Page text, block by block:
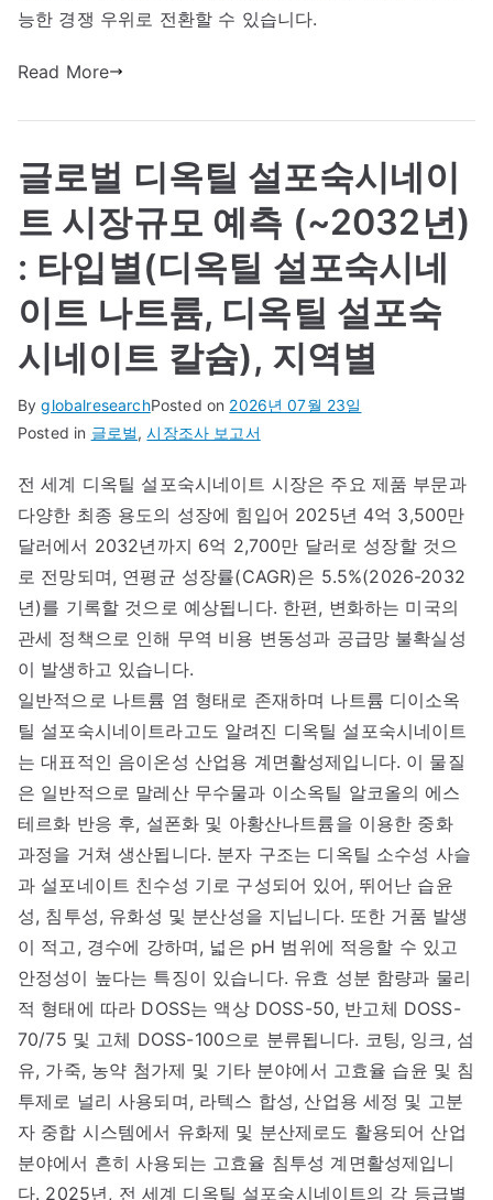
능한 경쟁 우위로 전환할 수 있습니다.
Read More
글로벌 디옥틸 설포숙시네이
트 시장규모 예측 (~2032년)
: 타입별(디옥틸 설포숙시네
이트 나트륨, 디옥틸 설포숙
시네이트 칼슘), 지역별
ByglobalresearchPosted on 2026년 07월 23일
Posted in 글로벌,시장조사 보고서
전 세계 디옥틸 설포숙시네이트 시장은 주요 제품 부문과
다양한 최종 용도의 성장에 힘입어 2025년 4억 3,500만
달러에서 2032년까지 6억 2,700만 달러로 성장할 것으
로 전망되며, 연평균 성장률(CAGR)은 5.5%(2026-2032
년)를 기록할 것으로 예상됩니다. 한편, 변화하는 미국의
관세 정책으로 인해 무역 비용 변동성과 공급망 불확실성
이 발생하고 있습니다.
일반적으로 나트륨 염 형태로 존재하며 나트륨 디이소옥
틸 설포숙시네이트라고도 알려진 디옥틸 설포숙시네이트
는 대표적인 음이온성 산업용 계면활성제입니다. 이 물질
은 일반적으로 말레산 무수물과 이소옥틸 알코올의 에스
테르화 반응 후, 설폰화 및 아황산나트륨을 이용한 중화
과정을 거쳐 생산됩니다. 분자 구조는 디옥틸 소수성 사슬
과 설포네이트 친수성 기로 구성되어 있어, 뛰어난 습윤
성, 침투성, 유화성 및 분산성을 지닙니다. 또한 거품 발생
이 적고, 경수에 강하며, 넓은 pH 범위에 적응할 수 있고
안정성이 높다는 특징이 있습니다. 유효 성분 함량과 물리
적 형태에 따라 DOSS는 액상 DOSS-50, 반고체 DOSS-
70/75 및 고체 DOSS-100으로 분류됩니다. 코팅, 잉크, 섬
유, 가죽, 농약 첨가제 및 기타 분야에서 고효율 습윤 및 침
투제로 널리 사용되며, 라텍스 합성, 산업용 세정 및 고분
자 중합 시스템에서 유화제 및 분산제로도 활용되어 산업
분야에서 흔히 사용되는 고효율 침투성 계면활성제입니
다. 2025년, 전 세계 디옥틸 설포숙시네이트의 각 등급별